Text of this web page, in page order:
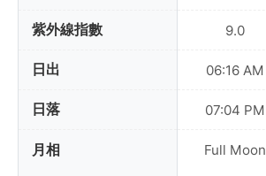
紫外線指數
日出
日落
月相
9.0
06:16 AM
07:04 PM
Full Moon